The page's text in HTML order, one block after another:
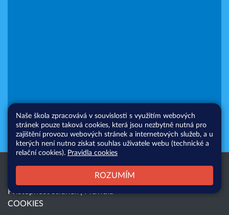
Všechna práva vyhrazena. Copyright
|Přihlásit|
Přístupnost stránek
COOKIES
Web školy
Naše škola zpracovává v souvislosti s využitím webových
stránek pouze taková cookies, která jsou nezbytně nutná pro
zajištění provozu webových stránek a internetových služeb, a u
kterých není nutno získat souhlas uživatele webu (technické a
relační cookies). Pravidla cookies
ROZUMÍM